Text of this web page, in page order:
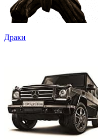
Драки